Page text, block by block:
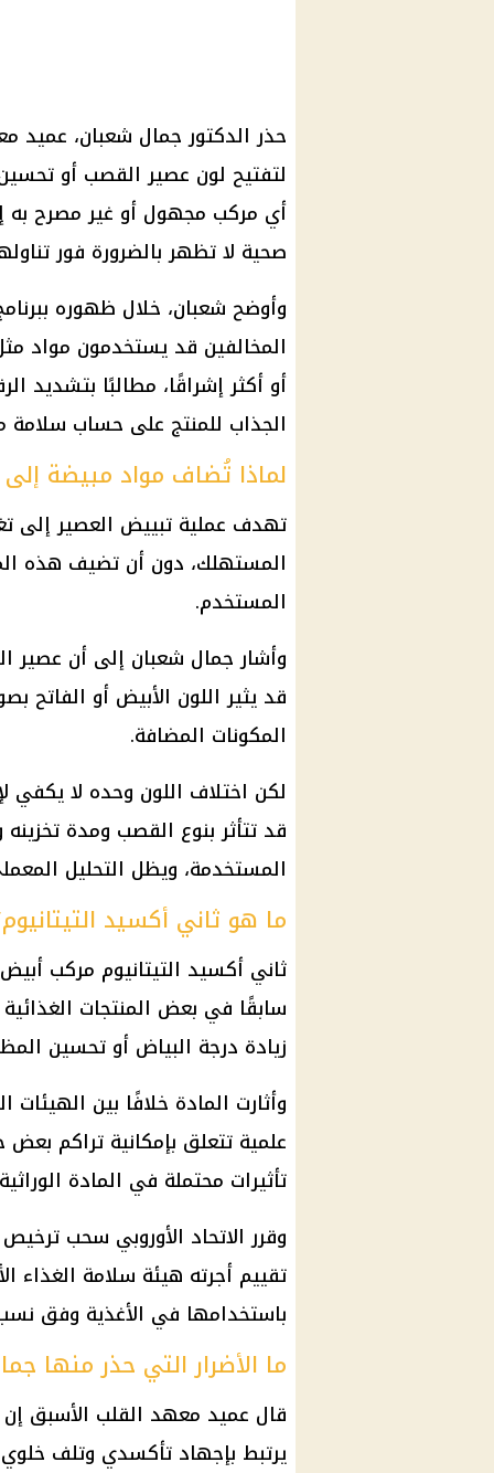
حذر الدكتور جمال شعبان، عميد
لتفتيح لون عصير القصب أو
أي مركب مجهول أو غير مصرح به
صحية لا تظهر بالضرورة فور
وأوضح شعبان، خلال ظهوره
المخالفين قد يستخدمون مواد
أو أكثر إشراقًا، مطالبًا بتشديد
الجذاب للمنتج على حساب سلامة
لماذا تُضاف مواد مبيضة
تهدف عملية تبييض العصير إلى
المستهلك، دون أن تضيف هذه
المستخدم.
وأشار جمال شعبان إلى أن عصير
قد يثير اللون الأبيض أو الفاتح
المكونات المضافة.
لكن اختلاف اللون وحده لا يكفي
قد تتأثر بنوع القصب ومدة
المستخدمة، ويظل التحليل
ما هو ثاني أكسيد
ثاني أكسيد التيتانيوم مركب
زيادة درجة البياض أو تحسين
وأثارت المادة خلافًا بين
علمية تتعلق بإمكانية تراكم
تأثيرات محتملة في المادة الوراثية
تقييم أجرته هيئة سلامة الغذاء
باستخدامها في الأغذية وفق
ما الأضرار التي حذر منها
قال عميد معهد القلب الأسبق إن
يرتبط بإجهاد تأكسدي وتلف